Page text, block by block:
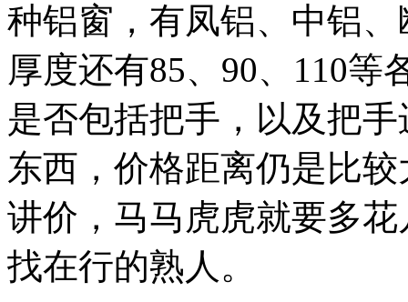
种铝窗，有凤铝、中铝
厚度还有85、90、110等
是否包括把手，以及把
东西，价格距离仍是比
讲价，马马虎虎就要多
找在行的熟人。